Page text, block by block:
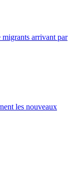
migrants arrivant par
les nouveaux